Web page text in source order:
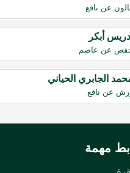
عن نافع
إدريس أبكر
عن عاصم
الجابري الحياني
عن نافع
مهمة